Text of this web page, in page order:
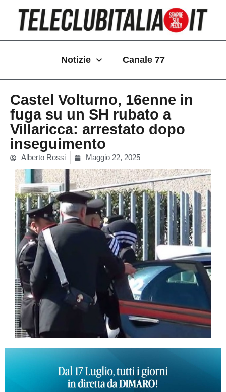
contenuto
Notizie Canale 77
Castel Volturno, 16enne in
fuga su un SH rubato a
Villaricca: arrestato dopo
inseguimento
Alberto Rossi Maggio 22, 2025